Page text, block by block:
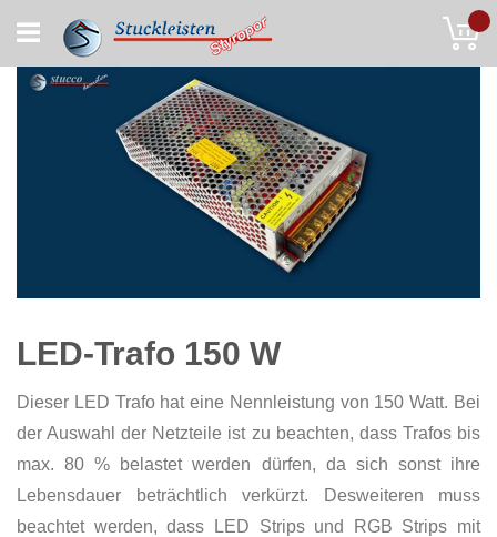
to
Content
LED-Trafo 150 W
Dieser LED Trafo hat eine Nennleistung von 150 Watt. Bei
der Auswahl der Netzteile ist zu beachten, dass Trafos bis
max. 80 % belastet werden dürfen, da sich sonst ihre
Lebensdauer beträchtlich verkürzt. Desweiteren muss
beachtet werden, dass LED Strips und RGB Strips mit